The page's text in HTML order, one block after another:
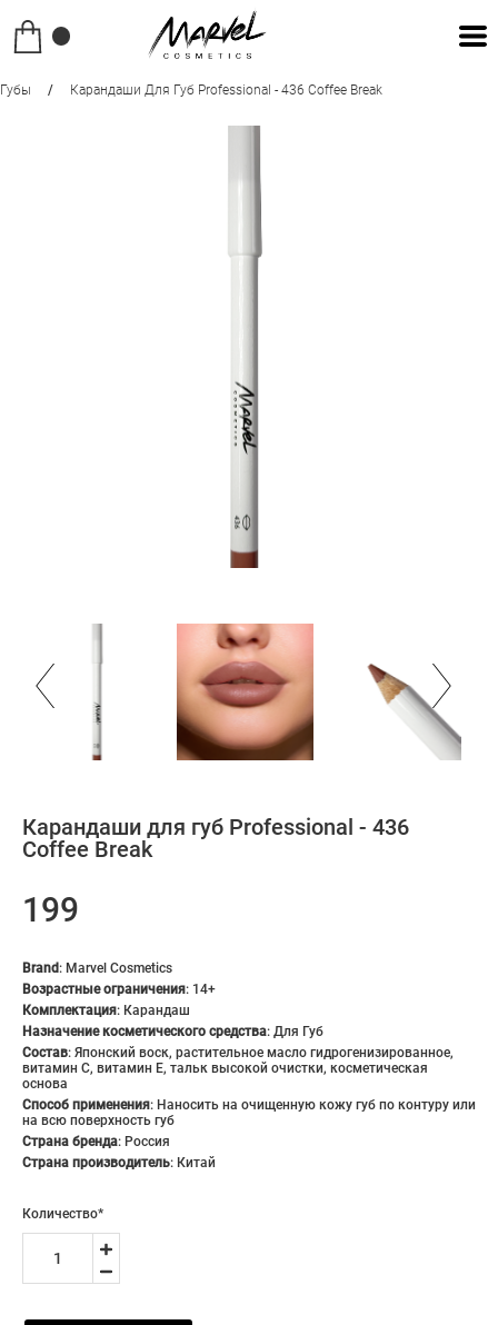
Губы / Карандаши Для Губ Professional - 436 Coffee Break
Карандаши для губ Professional - 436
Coffee Break
199
Brand: Marvel Cosmetics
Возрастные ограничения: 14+
Комплектация: Карандаш
Назначение косметического средства: Для Губ
Состав: Японский воск, растительное масло гидрогенизированное,
витамин С, витамин Е, тальк высокой очистки, косметическая
основа
Способ применения: Наносить на очищенную кожу губ по контуру или
на всю поверхность губ
Страна бренда: Россия
Страна производитель: Китай
Количество*